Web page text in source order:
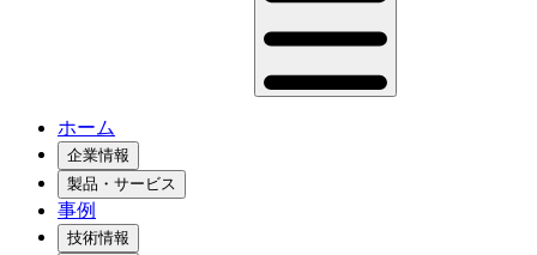
ホーム
企業情報
製品・サービス
事例
技術情報